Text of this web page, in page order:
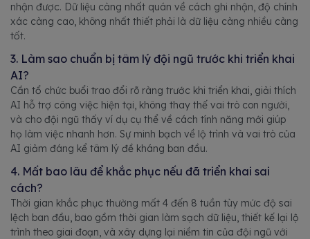
nhận được. Dữ liệu càng nhất quán về cách ghi nhận, độ chính
xác càng cao, không nhất thiết phải là dữ liệu càng nhiều càng
tốt.
3. Làm sao chuẩn bị tâm lý đội ngũ trước khi triển khai
AI?
Cần tổ chức buổi trao đổi rõ ràng trước khi triển khai, giải thích
AI hỗ trợ công việc hiện tại, không thay thế vai trò con người,
và cho đội ngũ thấy ví dụ cụ thể về cách tính năng mới giúp
họ làm việc nhanh hơn. Sự minh bạch về lộ trình và vai trò của
AI giảm đáng kể tâm lý đề kháng ban đầu.
4. Mất bao lâu để khắc phục nếu đã triển khai sai
cách?
Thời gian khắc phục thường mất 4 đến 8 tuần tùy mức độ sai
lệch ban đầu, bao gồm thời gian làm sạch dữ liệu, thiết kế lại lộ
trình theo giai đoạn, và xây dựng lại niềm tin của đội ngũ với